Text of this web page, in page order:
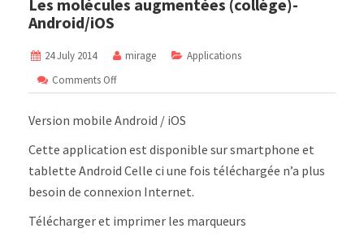
Les molécules augmentées (collège)-
Android/iOS
24 July 2014 mirage
Applications
Comments Offon
Les
augmentées
Android/iOS
Version mobile Android / iOS
Cette application est disponible sur smartphone et
tablette Android Celle ci une fois téléchargée n’a plus
besoin de connexion Internet.
Télécharger et imprimer les marqueurs